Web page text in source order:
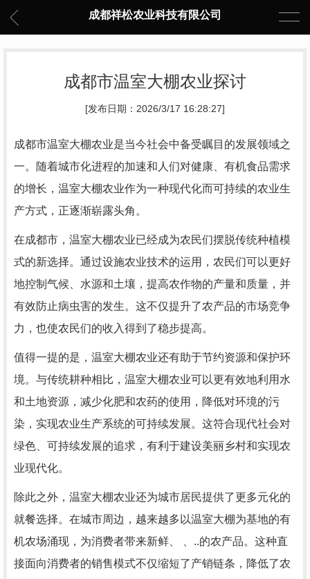
成都祥松农业科技有限公司
成都市温室大棚农业探讨
[发布日期：2026/3/17 16:28:27]
成都市温室大棚农业是当今社会中备受瞩目的发展领域之
一。随着城市化进程的加速和人们对健康、有机食品需求
的增长，温室大棚农业作为一种现代化而可持续的农业生
产方式，正逐渐崭露头角。
在成都市，温室大棚农业已经成为农民们摆脱传统种植模
式的新选择。通过设施农业技术的运用，农民们可以更好
地控制气候、水源和土壤，提高农作物的产量和质量，并
有效防止病虫害的发生。这不仅提升了农产品的市场竞争
力，也使农民们的收入得到了稳步提高。
值得一提的是，温室大棚农业还有助于节约资源和保护环
境。与传统耕种相比，温室大棚农业可以更有效地利用水
和土地资源，减少化肥和农药的使用，降低对环境的污
染，实现农业生产系统的可持续发展。这符合现代社会对
绿色、可持续发展的追求，有利于建设美丽乡村和实现农
业现代化。
除此之外，温室大棚农业还为城市居民提供了更多元化的
就餐选择。在城市周边，越来越多以温室大棚为基地的有
机农场涌现，为消费者带来新鲜、 、..的农产品。这种直
接面向消费者的销售模式不仅缩短了产销链条，降低了农